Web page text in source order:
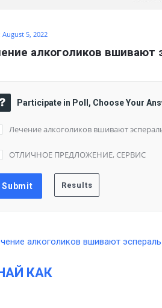
August 5, 2022
алкоголиков вшивают
Participate in Poll, Choose Your
Лечение алкоголиков вшивают
ОТЛИЧНОЕ ПРЕДЛОЖЕНИЕ, СЕРВИС
КАК